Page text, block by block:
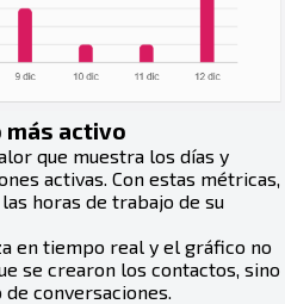
más activo
que muestra los días y
activas. Con estas métricas,
horas de trabajo de su
en tiempo real y el gráfico no
se crearon los contactos, sino
de conversaciones.